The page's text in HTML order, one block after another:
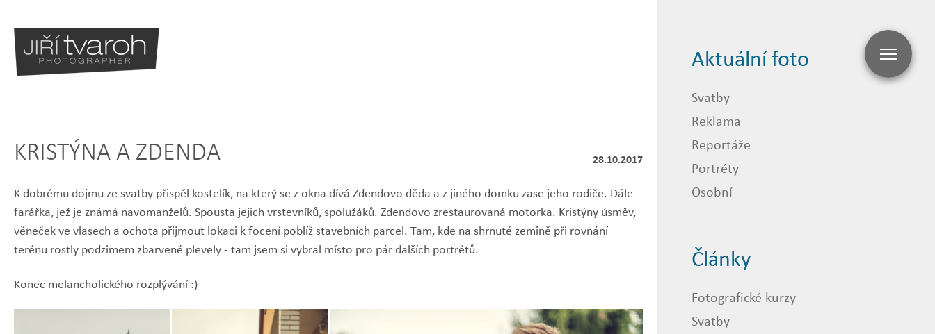
KRISTÝNA A ZDENDA 28.10.2017
K dobrému dojmu ze svatby přispěl kostelík, na který se z okna dívá Zdendovo děda a z jiného domku zase jeho rodiče. Dále
farářka, jež je známá navomanželů. Spousta jejich vrstevníků, spolužáků. Zdendovo zrestaurovaná motorka. Kristýny úsměv,
věneček ve vlasech a ochota přijmout lokaci k focení poblíž stavebních parcel. Tam, kde na shrnuté zemině při rovnání
terénu rostly podzimem zbarvené plevely - tam jsem si vybral místo pro pár dalších portrétů.
Konec melancholického rozplývání :)
Aktuální foto
Svatby
Reklama
Reportáže
Portréty
Osobní
Články
Fotografické kurzy
Svatby